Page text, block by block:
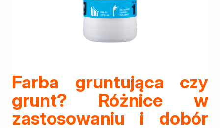
Farba gruntująca czy
grunt? Różnice w
zastosowaniu i dobór